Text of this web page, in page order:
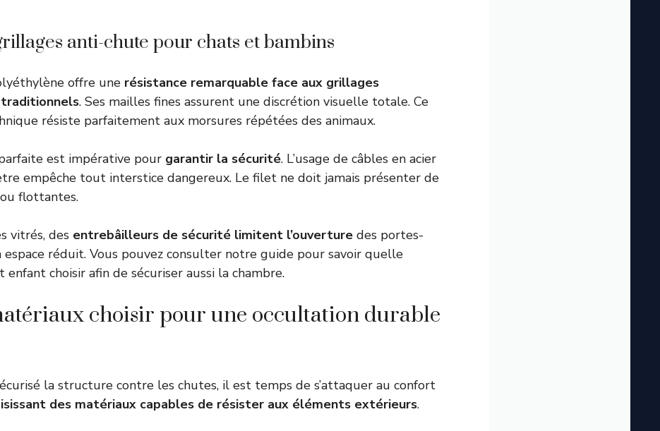
anti-chute pour chats et bambins
offre une résistance remarquable face aux grillages
. Ses mailles fines assurent une discrétion visuelle totale. Ce
résiste parfaitement aux morsures répétées des animaux.
est impérative pour garantir la sécurité. L’usage de câbles en acier
empêche tout interstice dangereux. Le filet ne doit jamais présenter de
flottantes.
vitrés, des entrebâilleurs de sécurité limitent l’ouverture des portes-
espace réduit. Vous pouvez consulter notre guide pour savoir quelle
enfant choisir afin de sécuriser aussi la chambre.
choisir pour une occultation durable
la structure contre les chutes, il est temps de s’attaquer au confort
des matériaux capables de résister aux éléments extérieurs.